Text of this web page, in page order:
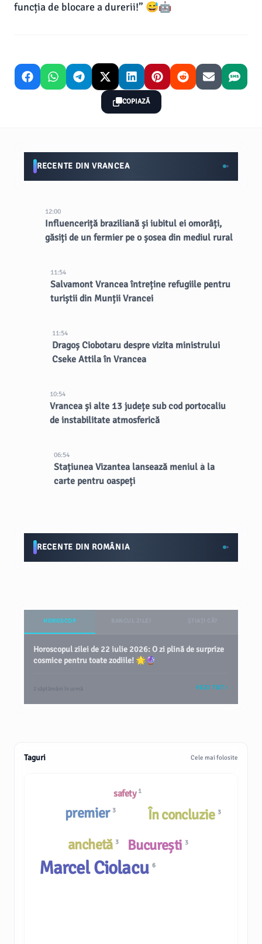
funcția de blocare a durerii!” 😅🤖
COPIAZĂ
RECENTE DIN VRANCEA
12:00
Influenceriță braziliană și iubitul ei omorâți,
găsiți de un fermier pe o șosea din mediul rural
11:54
Salvamont Vrancea întreține refugiile pentru
turiștii din Munții Vrancei
11:54
Dragoș Ciobotaru despre vizita ministrului
Cseke Attila în Vrancea
10:54
Vrancea și alte 13 județe sub cod portocaliu
de instabilitate atmosferică
06:54
Stațiunea Vizantea lansează meniul à la
carte pentru oaspeți
RECENTE DIN ROMÂNIA
HOROSCOP
Horoscopul zilei de 22 iulie 2026: O zi plină de surprize
cosmice pentru toate zodiile! 🌟🔮
2 săptămâni în urmă VEZI TOT
Taguri Cele mai folosite
București 3
safety 1
premier 3 În concluzie 3
anchetă 3
Marcel Ciolacu6